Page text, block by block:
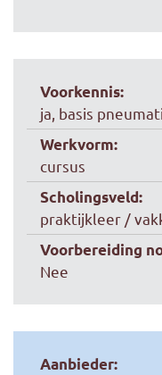
Voorkennis:
ja, basis
Werkvorm:
cursus
Scholingsveld:
praktijkleer /
Voorbereiding
Nee
Aanbieder: